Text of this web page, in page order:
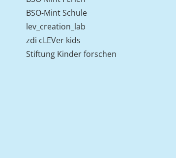
BSO-Mint Schule
lev_creation_lab
zdi cLEVer kids
Stiftung Kinder forschen